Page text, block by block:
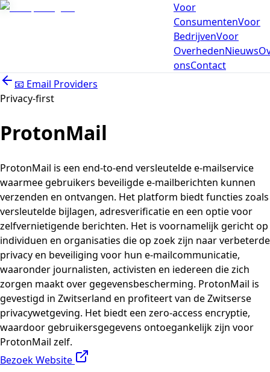
Voor
ConsumentenVoor
BedrijvenVoor
OverhedenNieuws
onsContact
📧 Email Providers
Privacy-first
ProtonMail
ProtonMail is een end-to-end versleutelde e-mailservice
waarmee gebruikers beveiligde e-mailberichten kunnen
verzenden en ontvangen. Het platform biedt functies zoals
versleutelde bijlagen, adresverificatie en een optie voor
zelfvernietigende berichten. Het is voornamelijk gericht op
individuen en organisaties die op zoek zijn naar verbeterde
privacy en beveiliging voor hun e-mailcommunicatie,
waaronder journalisten, activisten en iedereen die zich
zorgen maakt over gegevensbescherming. ProtonMail is
gevestigd in Zwitserland en profiteert van de Zwitserse
privacywetgeving. Het biedt een zero-access encryptie,
waardoor gebruikersgegevens ontoegankelijk zijn voor
ProtonMail zelf.
Bezoek Website